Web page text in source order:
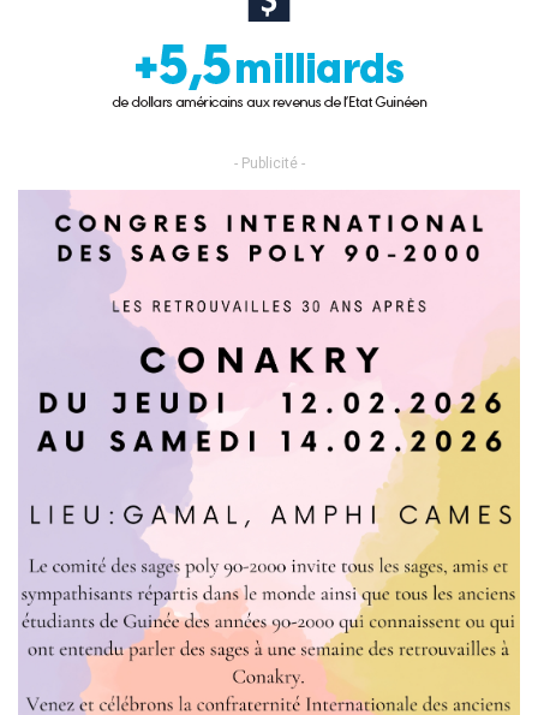
- Publicité -